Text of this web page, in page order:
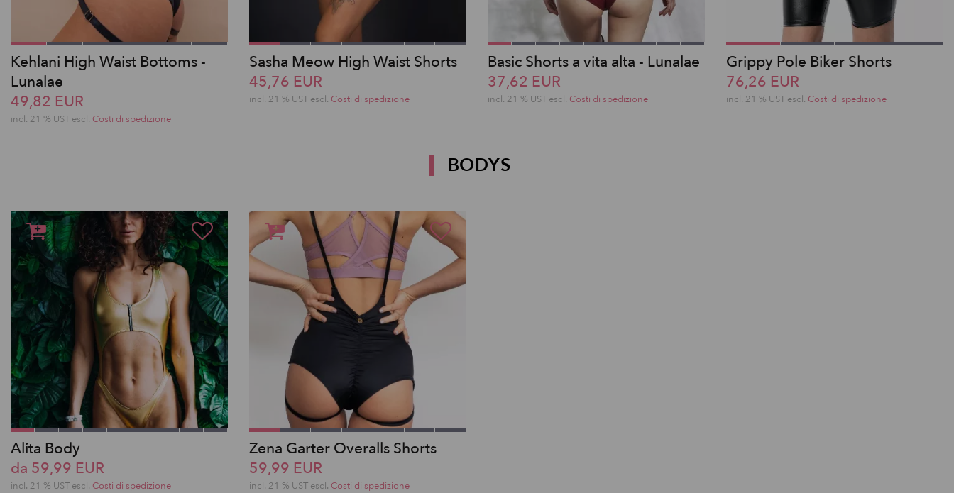
Kehlani High Waist Bottoms -
Lunalae
49,82 EUR
incl. 21 % UST escl. Costi di spedizione
Sasha Meow High Waist Shorts
45,76 EUR
incl. 21 % UST escl. Costi di spedizione
Basic Shorts a vita alta - Lunalae
37,62 EUR
incl. 21 % UST escl. Costi di spedizione
Grippy Pole Biker Shorts
76,26 EUR
incl. 21 % UST escl. Costi di spedizione
BODYS
Alita Body
da 59,99 EUR
incl. 21 % UST escl. Costi di spedizione
Zena Garter Overalls Shorts
59,99 EUR
incl. 21 % UST escl. Costi di spedizione